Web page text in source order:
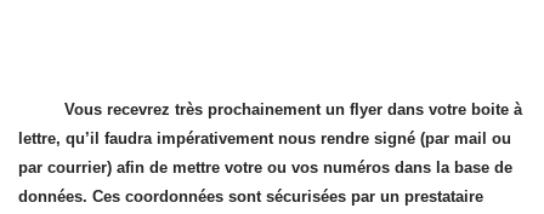
Vous recevrez très prochainement un flyer dans votre boite à
lettre, qu’il faudra impérativement nous rendre signé (par mail ou
par courrier) afin de mettre votre ou vos numéros dans la base de
données. Ces coordonnées sont sécurisées par un prestataire